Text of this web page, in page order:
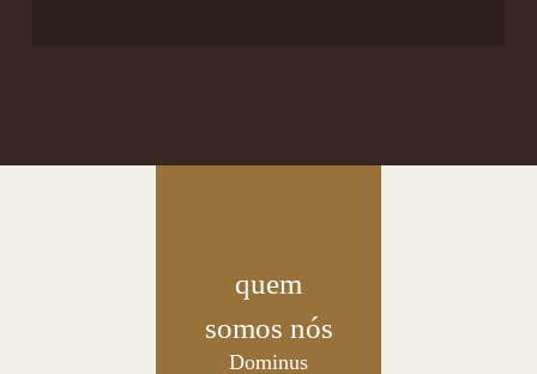
quem
somos nós
Dominus